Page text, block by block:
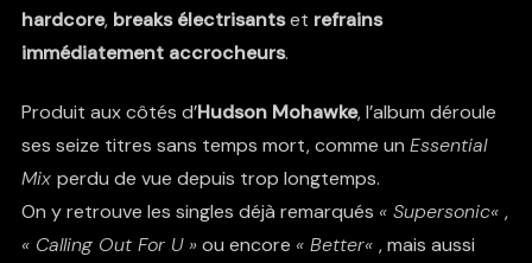
hardcore, breaks électrisantset refrains
immédiatement accrocheurs.
Produit aux côtés d’Hudson Mohawke, l’album déroule
ses seize titres sans temps mort, comme un Essential
Mix perdu de vue depuis trop longtemps.
On y retrouve les singles déjà remarqués « Supersonic« ,
« Calling Out For U »ou encore « Better« , mais aussi